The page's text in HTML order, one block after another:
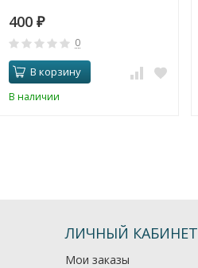
400 ₽
0
В корзину
В наличии
ЛИЧНЫЙ КАБИНЕТ
Мои заказы